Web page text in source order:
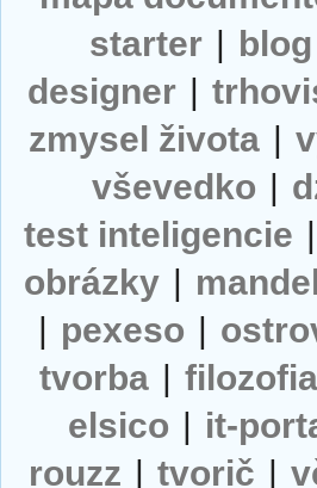
starter | blog
designer |
zmysel života |
vševedko |
test inteligencie |
obrázky |
| pexeso |
tvorba | filozofia
elsico | it-
rouzz | tvorič |